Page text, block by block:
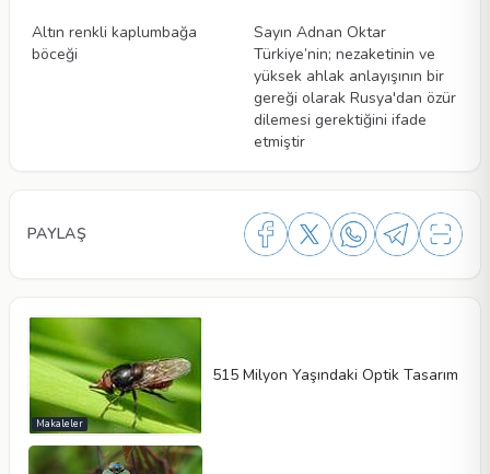
Altın renkli kaplumbağa
böceği
Sayın Adnan Oktar
Türkiye’nin; nezaketinin ve
yüksek ahlak anlayışının bir
gereği olarak Rusya'dan özür
dilemesi gerektiğini ifade
etmiştir
PAYLAŞ
Makaleler
515 Milyon Yaşındaki Optik Tasarım